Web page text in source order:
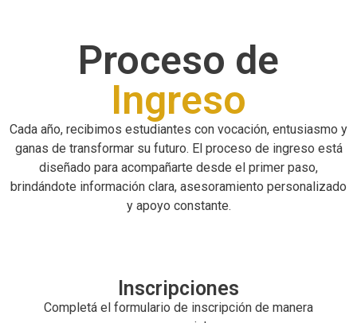
Proceso de
Ingreso
Cada año, recibimos estudiantes con vocación, entusiasmo y
ganas de transformar su futuro. El proceso de ingreso está
diseñado para acompañarte desde el primer paso,
brindándote información clara, asesoramiento personalizado
y apoyo constante.
Inscripciones
Completá el formulario de inscripción de manera